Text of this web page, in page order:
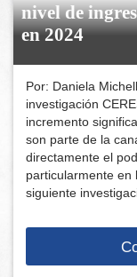
nivel de
en 2024
Por: Daniela
investigación
incremento
son parte de la
directamente el
particularmente en
siguiente